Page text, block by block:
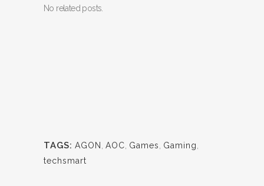
No related posts.
TAGS: AGON AOC Games Gaming
techsmart